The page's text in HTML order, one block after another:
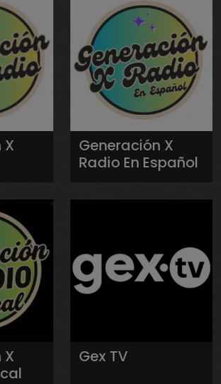
Generación X
Radio En Español
Gex TV